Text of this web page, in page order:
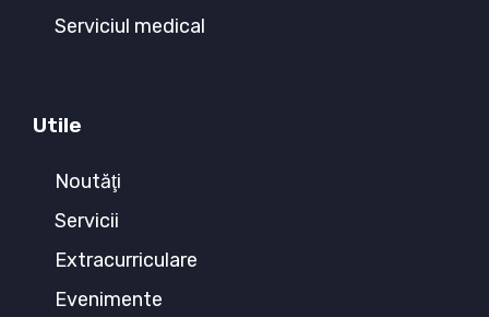
Serviciul medical
Utile
Noutăţi
Servicii
Extracurriculare
Evenimente